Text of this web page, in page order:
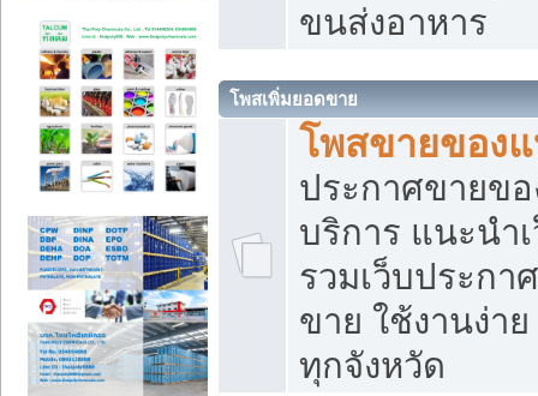
ขนส่งอาหาร
โพสเพิ่มยอดขาย
โพสขายของ
ประกาศขายข
บริการ แนะนำ
รวมเว็บประกา
ขาย ใช้งานง่า
ทุกจังหวัด